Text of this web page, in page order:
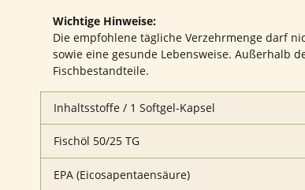
Wichtige Hinweise:
Die empfohlene tägliche Verzehrmenge darf
sowie eine gesunde Lebensweise. Außerhalb
Fischbestandteile.
Inhaltsstoffe / 1 Softgel-Kapsel
Fischöl 50/25 TG
EPA (Eicosapentaensäure)